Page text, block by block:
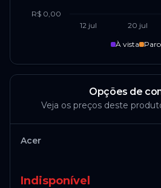
12 jul 20 jul
R$ 0,00
À vista
Opções de
Veja os preços deste
Acer
Indisponível